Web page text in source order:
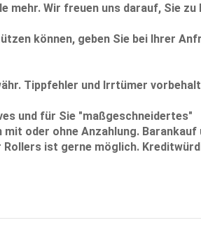
mehr. Wir freuen uns darauf, Sie
können, geben Sie bei Ihrer
Tippfehler und Irrtümer
und für Sie "maßgeschneidertes"
oder ohne Anzahlung. Barankauf
ist gerne möglich.